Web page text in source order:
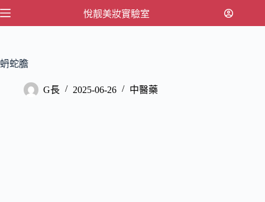
跳
內
悅靓美妝實驗室
蚒蛇膽
G長 2025-06-26 中醫藥